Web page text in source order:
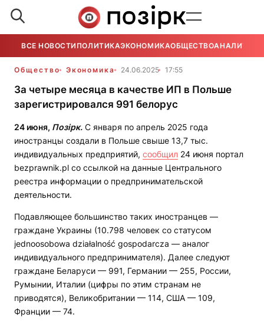
ВСЕ НОВОСТИ ПОЛИТИКАЭКОНОМИКАОБЩЕСТВОАНАЛИТИКА
Общество Экономика 24.06.2025 17:55
За четыре месяца в качестве ИП в Польше
зарегистрировался 991 белорус
24 июня, Позірк. C января по апрель 2025 года
иностранцы создали в Польше свыше 13,7 тыс.
индивидуальных предприятий, сообщил 24 июня портал
bezprawnik.pl со ссылкой на данные Центрального
реестра информации о предпринимательской
деятельности.
Подавляющее большинство таких иностранцев —
граждане Украины (10.798 человек со статусом
jednoosobowa działalność gospodarcza — аналог
индивидуального предпринимателя). Далее следуют
граждане Беларуси — 991, Германии — 255, России,
Румынии, Италии (цифры по этим странам не
приводятся), Великобритании — 114, США — 109,
Франции — 74.